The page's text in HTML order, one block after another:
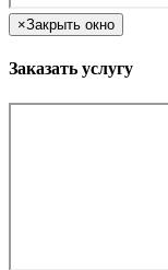
×Закрыть окно
Заказать услугу